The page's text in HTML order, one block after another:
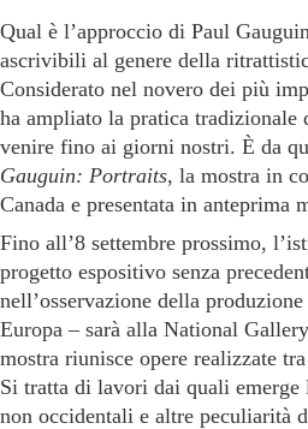
Qual è l’approccio di Paul
ascrivibili al genere della
Considerato nel novero dei più
ha ampliato la pratica tradizionale
venire fino ai giorni nostri. È da
Gauguin: Portraits, la mostra in
Canada e presentata in anteprima
Fino all’8 settembre prossimo,
progetto espositivo senza
nell’osservazione della
Europa – sarà alla National
mostra riunisce opere realizzate
Si tratta di lavori dai quali emerge
non occidentali e altre peculiarità